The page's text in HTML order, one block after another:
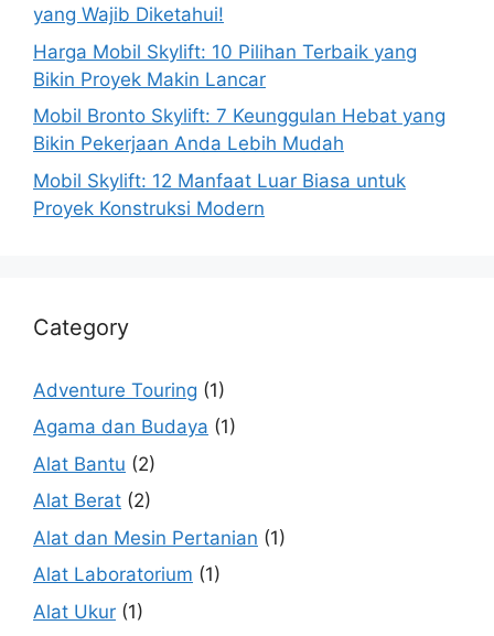
yang Wajib Diketahui!
Harga Mobil Skylift: 10 Pilihan Terbaik yang
Bikin Proyek Makin Lancar
Mobil Bronto Skylift: 7 Keunggulan Hebat yang
Bikin Pekerjaan Anda Lebih Mudah
Mobil Skylift: 12 Manfaat Luar Biasa untuk
Proyek Konstruksi Modern
Category
Adventure Touring (1)
Agama dan Budaya (1)
Alat Bantu (2)
Alat Berat (2)
Alat dan Mesin Pertanian (1)
Alat Laboratorium (1)
Alat Ukur (1)